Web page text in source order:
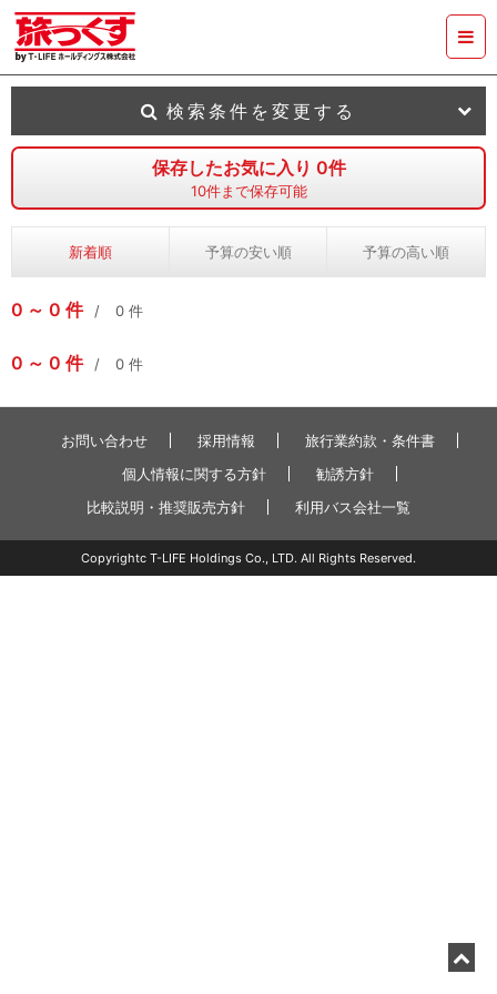
保存したお気に入り 0件
10件まで保存可能
新着順 予算の安い順 予算の高い順
0 0 件 0 件
0 0 件 0 件
検索条件を変更する
お問い合わせ 採用情報
旅行業約款・条件書
個人情報に関する方針
勧誘方針
比較説明・推奨販売方針
利用バス会社一覧
Copyrightc T-LIFE Holdings Co., LTD. All Rights Reserved.